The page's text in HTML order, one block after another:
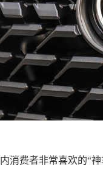
消费者非常喜欢的“